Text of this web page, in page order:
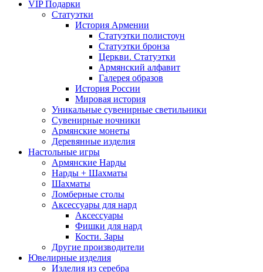
VIP Подарки
Статуэтки
История Армении
Статуэтки полистоун
Статуэтки бронза
Церкви. Статуэтки
Армянский алфавит
Галерея образов
История России
Мировая история
Уникальные сувенирные светильники
Сувенирные ночники
Армянские монеты
Деревянные изделия
Настольные игры
Армянские Нарды
Нарды + Шахматы
Шахматы
Ломберные столы
Аксессуары для нард
Аксессуары
Фишки для нард
Кости. Зары
Другие производители
Ювелирные изделия
Изделия из серебра